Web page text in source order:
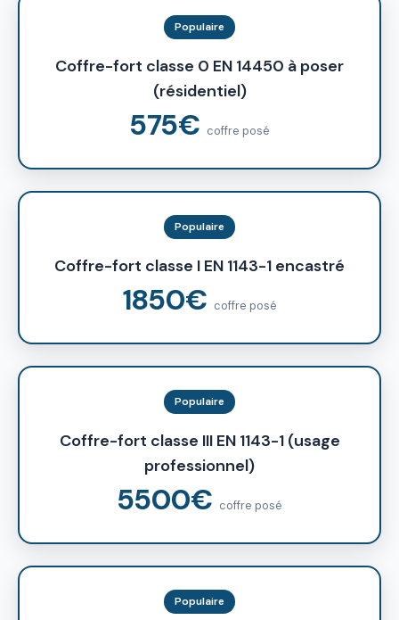
Populaire
Coffre-fort classe 0 EN 14450 à poser
(résidentiel)
575€ coffre posé
Populaire
Coffre-fort classe I EN 1143-1 encastré
1850€ coffre posé
Populaire
Coffre-fort classe III EN 1143-1 (usage
professionnel)
5500€ coffre posé
Populaire